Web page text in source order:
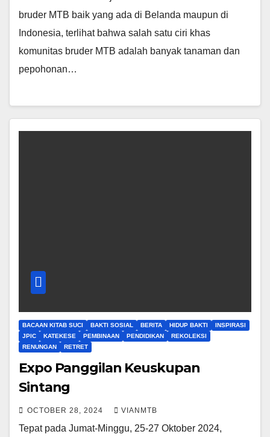
bruder MTB baik yang ada di Belanda maupun di
Indonesia, terlihat bahwa salah satu ciri khas
komunitas bruder MTB adalah banyak tanaman dan
pepohonan…
BACAAN KITAB SUCI BAKTI SOSIAL BERITA HIDUP BAKTI
INSPIRASI
JPIC
KATEKESE PEMBINAAN PENDIDIKAN
REKOLEKSI
RENUNGAN
RETRET
Expo Panggilan Keuskupan
Sintang
OCTOBER 28, 2024 VIANMTB
Tepat pada Jumat-Minggu, 25-27 Oktober 2024,